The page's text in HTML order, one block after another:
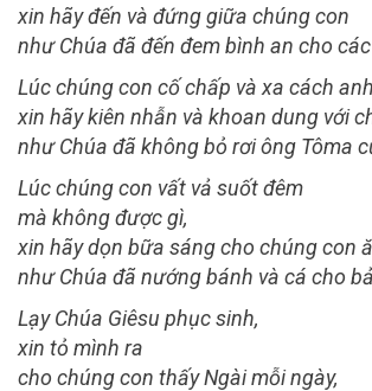
xin hãy đến và đứng giữa chúng con
như Chúa đã đến đem bình an cho
Lúc chúng con cố chấp và xa cách
xin hãy kiên nhẫn và khoan dung với
như Chúa đã không bỏ rơi ông Tôma
Lúc chúng con vất vả suốt đêm
mà không được gì,
xin hãy dọn bữa sáng cho chúng con
như Chúa đã nướng bánh và cá cho
Lạy Chúa Giêsu phục sinh,
xin tỏ mình ra
cho chúng con thấy Ngài mỗi ngày,